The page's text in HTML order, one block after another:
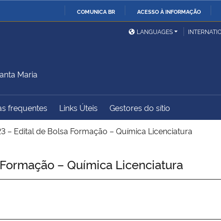
COMUNICA BR ACESSO À INFORMAÇÃO
Ministério da Defesa
Ministério das Relações
Exteriores
Ministério do
Desenvolvimento Regional
Controladoria-Geral da
União
Advocacia-Geral da União Banco Central do Brasil
LANGUAGES
Maria
frequentes Links Úteis Gestores do sítio
– Edital de Bolsa Formação – Química Licenciatura
– Química Licenciatura